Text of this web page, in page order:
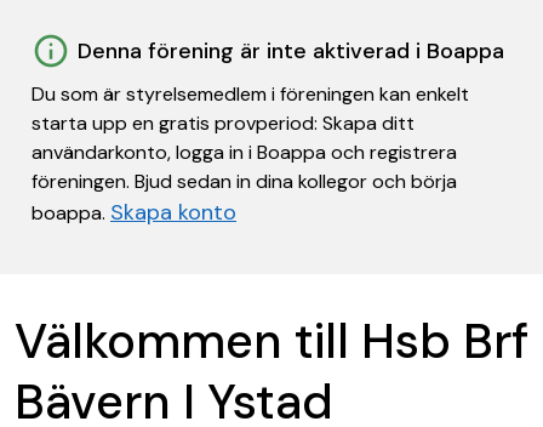
Denna förening är inte aktiverad i Boappa
Du som är styrelsemedlem i föreningen kan enkelt
starta upp en gratis provperiod: Skapa ditt
användarkonto, logga in i Boappa och registrera
föreningen. Bjud sedan in dina kollegor och börja
boappa. Skapa konto
Välkommen till Hsb Brf
Bävern I Ystad